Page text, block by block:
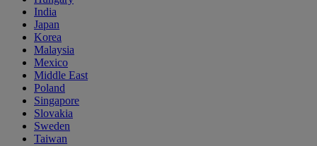
India
Japan
Korea
Malaysia
Mexico
Middle East
Poland
Singapore
Slovakia
Sweden
Taiwan